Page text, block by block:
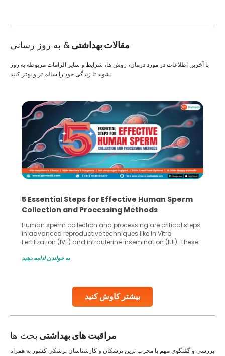
مقالات بهداشتی& به روز رسانی
بیشتر کاوش کنید
با آخرین اطلاعات در مورد درمان، روش ها، شرایط و سایر الزامات مربوطه به روز
شوید تا زندگی خود را سالم تر و بهتر کنید.
5 Essential Steps for Effective Human Sperm
Collection and Processing Methods
Human sperm collection and processing are critical steps
in advanced reproductive techniques like In Vitro
Fertilization (IVF) and intrauterine insemination (IUI). These
challenges and help couples achieve their dream of
collected, they process the
به خواندن ادامه دهید
مراقبت های بهداشتی بحث ها
بررسی و گفتگوی مهم با مجرب ترین پزشکان و کارشناسان پزشکی کشور به همراه